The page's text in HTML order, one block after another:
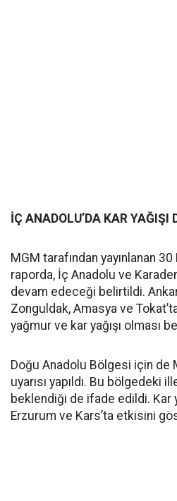
İÇ ANADOLU’DA KAR YAĞIŞI
MGM tarafından yayınlanan
raporda, İç Anadolu ve
devam edeceği belirtildi.
Zonguldak, Amasya ve
yağmur ve kar yağışı olması
Doğu Anadolu Bölgesi için de
uyarısı yapıldı. Bu bölgedeki
beklendiği de ifade edildi. Kar
Erzurum ve Kars’ta etkisini